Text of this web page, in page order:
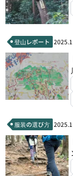
登山レポート
服装の選び方